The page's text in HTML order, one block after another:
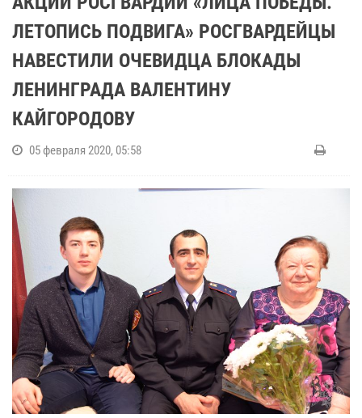
ЛЕТОПИСЬ ПОДВИГА» РОСГВАРДЕЙЦЫ
НАВЕСТИЛИ ОЧЕВИДЦА БЛОКАДЫ
ЛЕНИНГРАДА ВАЛЕНТИНУ
КАЙГОРОДОВУ
05 февраля 2020, 05:58